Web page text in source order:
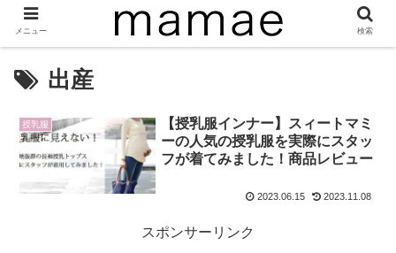
出産
授乳服
【授乳服インナー】スィートマミ
ーの人気の授乳服を実際にスタッ
フが着てみました！商品レビュー
2023.06.15 2023.11.08
スポンサーリンク
メニュー 検索